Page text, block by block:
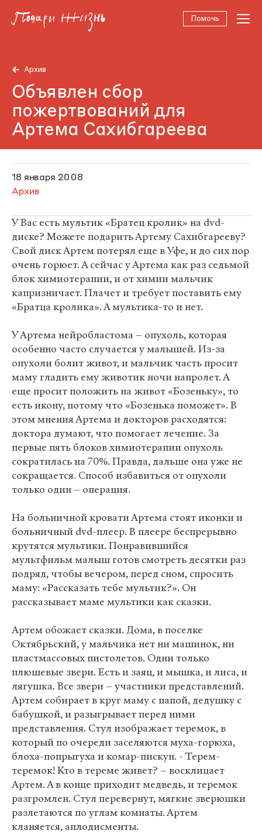
Помочь
Архив
Объявлен сбор
пожертвований для
Артема Сахибгареева
18 января 2008
Архив
У Вас есть мультик «Братец кролик» на dvd-
диске? Можете подарить Артему Сахибгарееву?
Свой диск Артем потерял еще в Уфе, и до сих пор
очень горюет. А сейчас у Артема как раз седьмой
блок химиотерапии, и от химии мальчик
капризничает. Плачет и требует поставить ему
«Братца кролика». А мультика-то и нет.
У Артема нейробластома – опухоль, которая
особенно часто случается у малышей. Из-за
опухоли болит живот, и мальчик часть просит
маму гладить ему животик ночи напролет. А
еще просит положить на живот «Бозеньку», то
есть икону, потому что «Бозенька поможет». В
этом мнения Артема и докторов расходятся:
доктора думают, что помогает лечение. За
первые пять блоков химиотерапии опухоль
сократилась на 70%. Правда, дальше она уже не
сокращается. Способ избавиться от опухоли
только один – операция.
На больничной кровати Артема стоят иконки и
больничный dvd-плеер. В плеере беспрерывно
крутятся мультики. Понравившийся
мультфильм малыш готов смотреть десятки раз
подряд, чтобы вечером, перед сном, спросить
маму: «Рассказать тебе мультик?». Он
рассказывает маме мультики как сказки.
Артем обожает сказки. Дома, в поселке
Октябрьский, у мальчика нет ни машинок, ни
пластмассовых пистолетов. Одни только
плюшевые звери. Есть и заяц, и мышка, и лиса, и
лягушка. Все звери – участники представлений.
Артем собирает в круг маму с папой, дедушку с
бабушкой, и разыгрывает перед ними
представления. Стул изображает теремок, в
который по очереди заселяются муха-горюха,
блоха-попрыгуха и комар-пискун. - Терем-
теремок! Кто в тереме живет? – восклицает
Артем. А в конце приходит медведь, и теремок
разгромлен. Стул перевернут, мягкие зверюшки
разлетаются по углам комнаты. Артем
кланяется, аплодисменты.